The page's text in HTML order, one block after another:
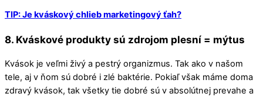
TIP: Je kváskový chlieb marketingový ťah?
8. Kváskové produkty sú zdrojom plesní = mýtus
Kvások je veľmi živý a pestrý organizmus. Tak ako v našom
tele, aj v ňom sú dobré i zlé baktérie. Pokiaľ však máme doma
zdravý kvások, tak všetky tie dobré sú v absolútnej prevahe a